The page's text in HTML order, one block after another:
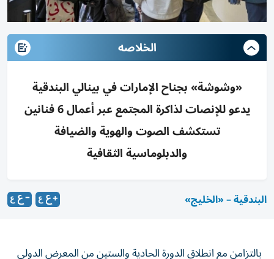
الخلاصه
«وشوشة» بجناح الإمارات في بينالي البندقية
يدعو للإنصات لذاكرة المجتمع عبر أعمال 6 فنانين
تستكشف الصوت والهوية والضيافة
والدبلوماسية الثقافية
البندقية – «الخليج»
بالتزامن مع انطلاق الدورة الحادية والستين من المعرض الدولي